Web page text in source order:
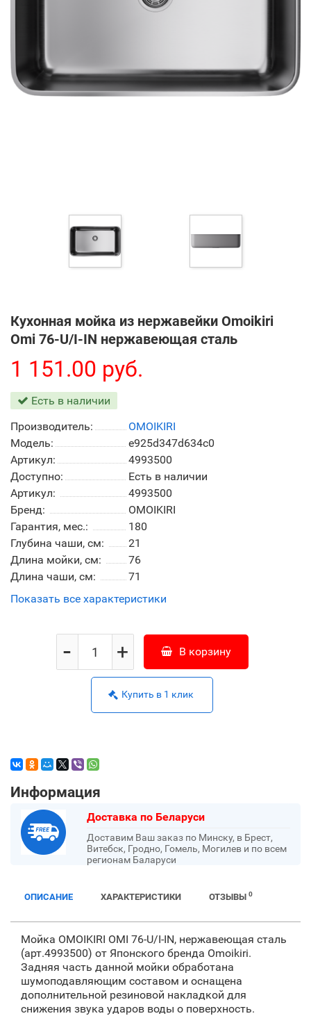
Кухонная мойка из нержавейки Omoikiri
Omi 76-U/I-IN нержавеющая сталь
1 151.00 руб.
Есть в наличии
Производитель:
OMOIKIRI
Модель:
e925d347d634c0
Артикул:
4993500
Доступно:
Есть в наличии
Артикул:
4993500
Бренд:
OMOIKIRI
Гарантия, мес.:
180
Глубина чаши, см:
21
Длина мойки, см:
76
Длина чаши, см:
71
Показать все характеристики
+
- В корзину
Купить в 1 клик
Информация
Доставка по Беларуси
Доставим Ваш заказ по Минску, в Брест,
Витебск, Гродно, Гомель, Могилев и по всем
регионам Баларуси
ОПИСАНИЕ ХАРАКТЕРИСТИКИ ОТЗЫВЫ 0
Мойка OMOIKIRI OMI 76-U/I-IN, нержавеющая сталь
(арт.4993500) от Японского бренда Omoikiri.
Задняя часть данной мойки обработана
шумоподавляющим составом и оснащена
дополнительной резиновой накладкой для
снижения звука ударов воды о поверхность.